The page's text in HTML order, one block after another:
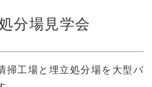
分場見学会
掃工場と埋立処分場を大型バ